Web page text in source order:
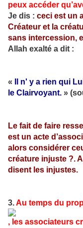
peux accéder
Je dis : ceci est un
Créateur et la
sans intercession,
Allah exalté a dit :
«
Il n' y a rien qui
le Clairvoyant. »
Le fait de faire
est un acte
alors considérer
créature injuste ?.
disent les injustes.
3.Au temps du
, les associateurs